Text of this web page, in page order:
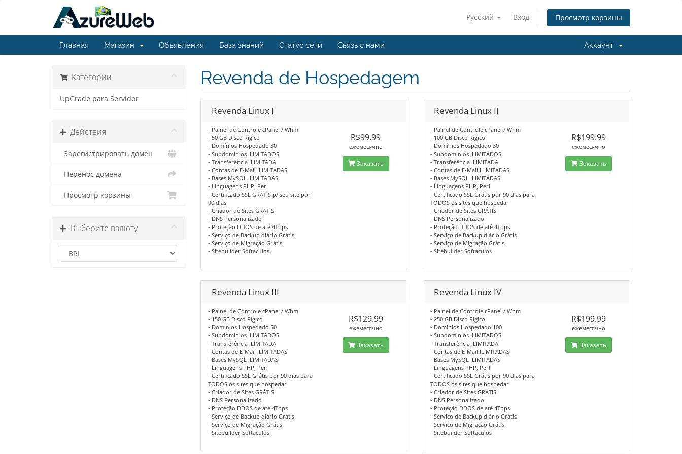
Русский Вход Просмотр корзины
Главная Магазин Объявления База знаний Статус сети Связь с нами Аккаунт
Категории
UpGrade para Servidor
Действия
Зарегистрировать домен
Перенос домена
Просмотр корзины
Выберите валюту
Revenda de Hospedagem
Revenda Linux I
- Painel de Controle cPanel / Whm
- 50 GB Disco Rígico
- Domínios Hospedado 30
- Subdomínios ILIMITADOS
- Transferência ILIMITADA
- Contas de E-Mail ILIMITADAS
- Bases MySQL ILIMITADAS
- Linguagens PHP, Perl
- Certificado SSL GRÁTIS p/ seu site por
90 dias
- Criador de Sites GRÁTIS
- DNS Personalizado
- Proteção DDOS de até 4Tbps
- Serviço de Backup diário Grátis
- Serviço de Migração Grátis
- Sitebuilder Softaculos
R$99.99
ежемесячно
Заказать
Revenda Linux II
- Painel de Controle cPanel / Whm
- 100 GB Disco Rígico
- Domínios Hospedado 30
- Subdomínios ILIMITADOS
- Transferência ILIMITADA
- Contas de E-Mail ILIMITADAS
- Bases MySQL ILIMITADAS
- Linguagens PHP, Perl
- Certificado SSL Grátis por 90 dias para
TODOS os sites que hospedar
- Criador de Sites GRÁTIS
- DNS Personalizado
- Proteção DDOS de até 4Tbps
- Serviço de Backup diário Grátis
- Serviço de Migração Grátis
- Sitebuilder Softaculos
R$199.99
ежемесячно
Заказать
Revenda Linux III
- Painel de Controle cPanel / Whm
- 150 GB Disco Rígico
- Domínios Hospedado 50
- Subdomínios ILIMITADOS
- Transferência ILIMITADA
- Contas de E-Mail ILIMITADAS
- Bases MySQL ILIMITADAS
- Linguagens PHP, Perl
- Certificado SSL Grátis por 90 dias para
TODOS os sites que hospedar
- Criador de Sites GRÁTIS
- DNS Personalizado
- Proteção DDOS de até 4Tbps
- Serviço de Backup diário Grátis
- Serviço de Migração Grátis
- Sitebuilder Softaculos
R$129.99
ежемесячно
Заказать
Revenda Linux IV
- Painel de Controle cPanel / Whm
- 250 GB Disco Rígico
- Domínios Hospedado 100
- Subdomínios ILIMITADOS
- Transferência ILIMITADA
- Contas de E-Mail ILIMITADAS
- Bases MySQL ILIMITADAS
- Linguagens PHP, Perl
- Certificado SSL Grátis por 90 dias para
TODOS os sites que hospedar
- Criador de Sites GRÁTIS
- DNS Personalizado
- Proteção DDOS de até 4Tbps
- Serviço de Backup diário Grátis
- Serviço de Migração Grátis
- Sitebuilder Softaculos
R$199.99
ежемесячно
Заказать